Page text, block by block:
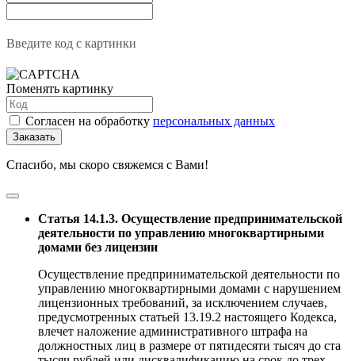
Введите код с картинки
Поменять картинку
Согласен на обработку персональных данных
Заказать
Спасибо, мы скоро свяжемся с Вами!
Статья 14.1.3. Осуществление предпринимательской
деятельности по управлению многоквартирными
домами без лицензии
Осуществление предпринимательской деятельности по
управлению многоквартирными домами с нарушением
лицензионных требований, за исключением случаев,
предусмотренных статьей 13.19.2 настоящего Кодекса,
влечет наложение административного штрафа на
должностных лиц в размере от пятидесяти тысяч до ста